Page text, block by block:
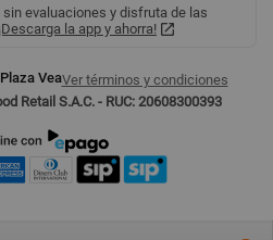
sin evaluaciones y disfruta de las
¡Descarga la app y ahorra!
Plaza VeaVer términos y condiciones
Retail S.A.C. - RUC: 20608300393